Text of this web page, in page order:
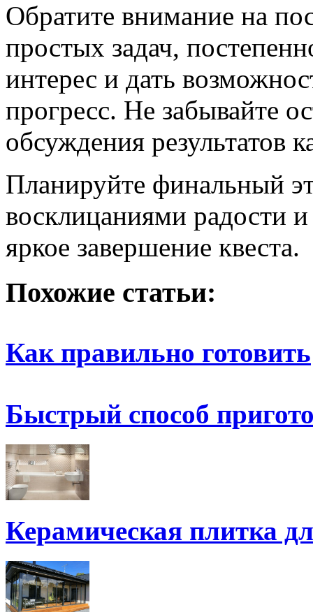
Обратите внимание на
простых задач,
интерес и дать
прогресс. Не забывайте
обсуждения результатов
Планируйте финальный
восклицаниями радости
яркое завершение квеста.
Похожие статьи:
Как правильно готовить
Быстрый способ
Керамическая плитка